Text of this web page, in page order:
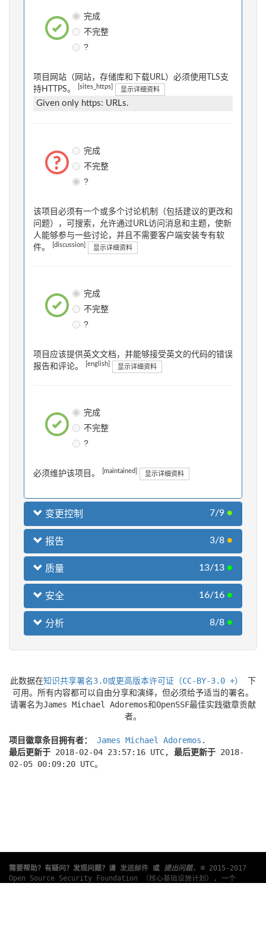
完成
不完整
?
项目网站（网站，存储库和下载URL）必须使用TLS支
持HTTPS。
[sites_https] 显示详细资料
Given only https: URLs.
完成
不完整
?
该项目必须有一个或多个讨论机制（包括建议的更改和
问题），可搜索，允许通过URL访问消息和主题，使新
人能够参与一些讨论，并且不需要客户端安装专有软
件。
[discussion] 显示详细资料
完成
不完整
?
项目应该提供英文文档，并能够接受英文的代码的错误
报告和评论。
[english] 显示详细资料
完成
不完整
?
必须维护该项目。 [maintained] 显示详细资料
变更控制 7/9 ●
报告 3/8 ●
质量 13/13 ●
安全 16/16 ●
分析 8/8 ●
此数据在知识共享署名3.0或更高版本许可证（CC-BY-3.0 +）
下
可用。所有内容都可以自由分享和演绎，但必须给予适当的署名。
请署名为James Michael Adoremos和OpenSSF最佳实践徽章贡献
者。
项目徽章条目拥有者： James Michael Adoremos .
最后更新于 2018-02-04 23:57:16 UTC, 最后更新于 2018-
02-05 00:09:20 UTC。
需要帮助？有疑问？发现问题？请 发送邮件 或 提出问题.
© 2015-2017
Open Source Security Foundation （核心基础设施计划）
, 一个